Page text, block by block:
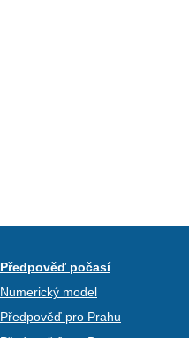
Předpověď počasí
Numerický model
Předpověď pro Prahu